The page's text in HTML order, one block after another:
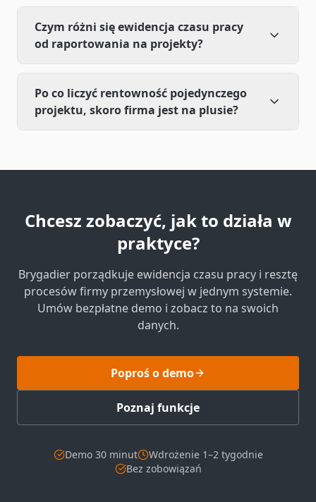
Czym różni się ewidencja czasu pracy
od raportowania na projekty?
Po co liczyć rentowność pojedynczego
projektu, skoro firma jest na plusie?
Chcesz zobaczyć, jak to działa w
praktyce?
Brygadier porządkuje ewidencja czasu pracy i resztę
procesów firmy przemysłowej w jednym systemie.
Umów bezpłatne demo i zobacz to na swoich
danych.
Poproś o demo
Poznaj funkcje
Demo 30 minut
Wdrożenie 1–2 tygodnie
Bez zobowiązań